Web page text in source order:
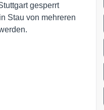
gesperrt
Stau von mehreren